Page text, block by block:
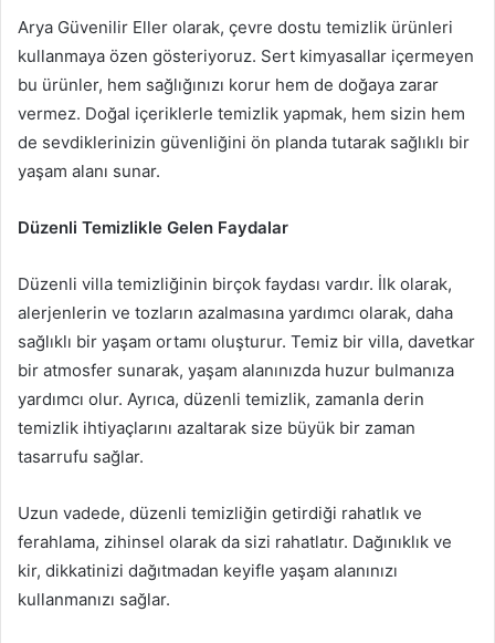
Arya Güvenilir Eller olarak, çevre dostu temizlik ürünleri
kullanmaya özen gösteriyoruz. Sert kimyasallar içermeyen
bu ürünler, hem sağlığınızı korur hem de doğaya zarar
vermez. Doğal içeriklerle temizlik yapmak, hem sizin hem
de sevdiklerinizin güvenliğini ön planda tutarak sağlıklı bir
yaşam alanı sunar.
Düzenli Temizlikle Gelen Faydalar
Düzenli villa temizliğinin birçok faydası vardır. İlk olarak,
alerjenlerin ve tozların azalmasına yardımcı olarak, daha
sağlıklı bir yaşam ortamı oluşturur. Temiz bir villa, davetkar
bir atmosfer sunarak, yaşam alanınızda huzur bulmanıza
yardımcı olur. Ayrıca, düzenli temizlik, zamanla derin
temizlik ihtiyaçlarını azaltarak size büyük bir zaman
tasarrufu sağlar.
Uzun vadede, düzenli temizliğin getirdiği rahatlık ve
ferahlama, zihinsel olarak da sizi rahatlatır. Dağınıklık ve
kir, dikkatinizi dağıtmadan keyifle yaşam alanınızı
kullanmanızı sağlar.